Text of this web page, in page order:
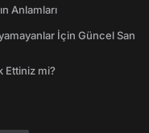
Anlamları
İçin Güncel San
Ettiniz mi?